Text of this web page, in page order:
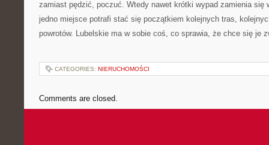
zamiast pędzić, poczuć. Wtedy nawet krótki wypad zamienia się
jedno miejsce potrafi stać się początkiem kolejnych tras,
powrotów. Lubelskie ma w sobie coś, co sprawia, że chce się je
CATEGORIES: NIERUCHOMOŚCI
Comments are closed.